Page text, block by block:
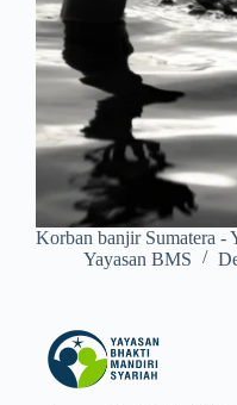
Korban banjir Sumatera
Yayasan BMS